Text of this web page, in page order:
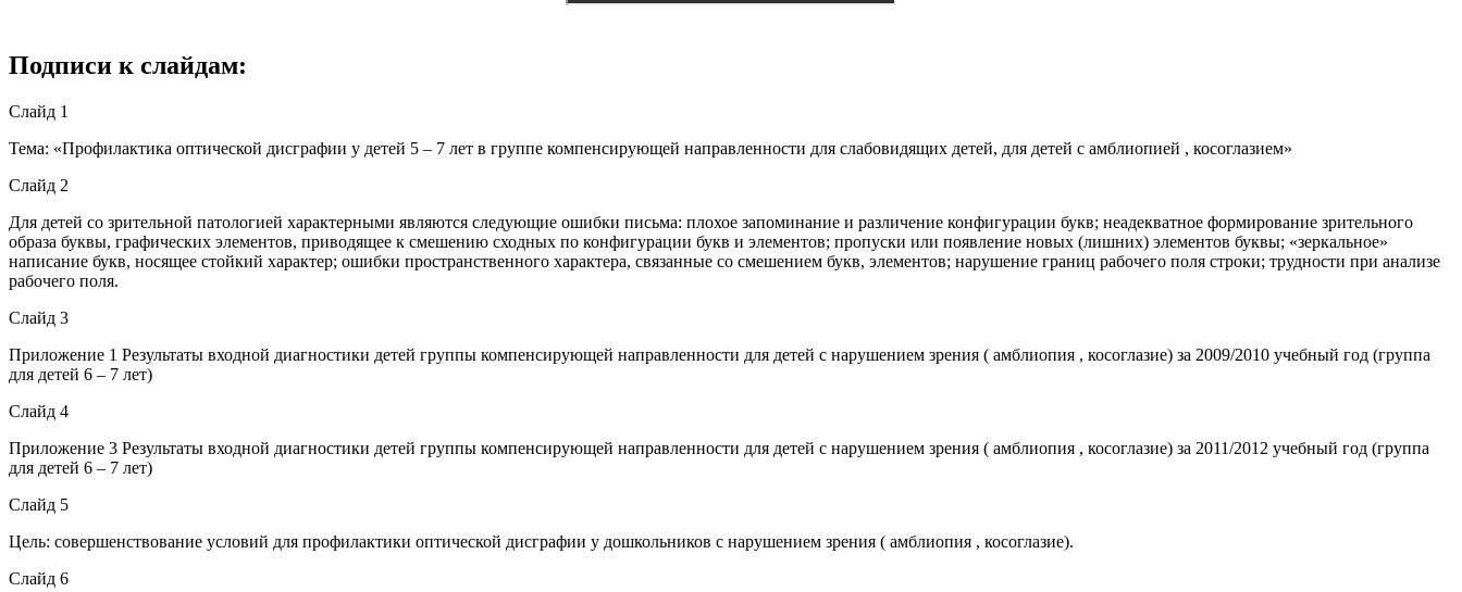
Подписи к слайдам:
Слайд 1
Тема: «Профилактика оптической дисграфии у детей 5 – 7 лет в группе компенсирующей направленности для слабовидящих детей, для детей с амблиопией , косоглазием»
Слайд 2
Для детей со зрительной патологией характерными являются следующие ошибки письма: плохое запоминание и различение конфигурации букв; неадекватное формирование зрительного
образа буквы, графических элементов, приводящее к смешению сходных по конфигурации букв и элементов; пропуски или появление новых (лишних) элементов буквы; «зеркальное»
написание букв, носящее стойкий характер; ошибки пространственного характера, связанные со смешением букв, элементов; нарушение границ рабочего поля строки; трудности при анализе
рабочего поля.
Слайд 3
Приложение 1 Результаты входной диагностики детей группы компенсирующей направленности для детей с нарушением зрения ( амблиопия , косоглазие) за 2009/2010 учебный год (группа
для детей 6 – 7 лет)
Слайд 4
Приложение 3 Результаты входной диагностики детей группы компенсирующей направленности для детей с нарушением зрения ( амблиопия , косоглазие) за 2011/2012 учебный год (группа
для детей 6 – 7 лет)
Слайд 5
Цель: совершенствование условий для профилактики оптической дисграфии у дошкольников с нарушением зрения ( амблиопия , косоглазие).
Слайд 6